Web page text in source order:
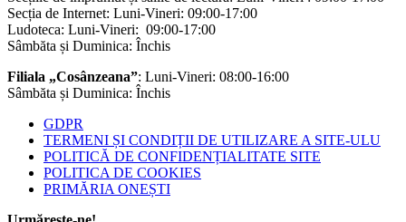
Secția de Internet: Luni-Vineri: 09:00-17:00
Ludoteca: Luni-Vineri: 09:00-17:00
Sâmbăta și Duminica: Închis
Filiala „Cosânzeana”: Luni-Vineri: 08:00-16:00
Sâmbăta și Duminica: Închis
GDPR
TERMENI ȘI CONDIȚII DE UTILIZARE A SITE-ULU
POLITICĂ DE CONFIDENȚIALITATE SITE
POLITICA DE COOKIES
PRIMĂRIA ONEȘTI